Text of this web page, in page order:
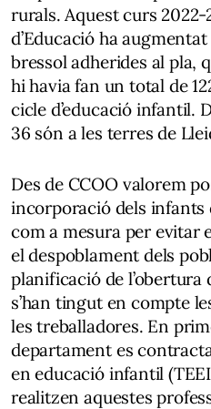
rurals. Aquest curs
d’Educació ha
bressol adherides al pla,
hi havia fan un total de
cicle d’educació infantil.
36 són a les terres de
Des de CCOO valorem
incorporació dels infants
com a mesura per evitar
el despoblament dels
planificació de l’obertura
s’han tingut en compte
les treballadores. En
departament es
en educació infantil
realitzen aquestes